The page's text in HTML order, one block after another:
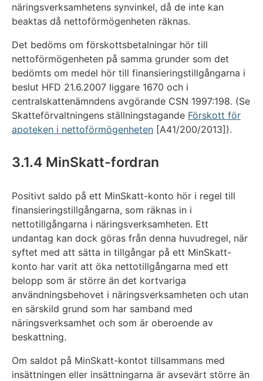
näringsverksamhetens synvinkel, då de inte kan
beaktas då nettoförmögenheten räknas.
Det bedöms om förskottsbetalningar hör till
nettoförmögenheten på samma grunder som det
bedömts om medel hör till finansieringstillgångarna i
beslut HFD 21.6.2007 liggare 1670 och i
centralskattenämndens avgörande CSN 1997:198. (Se
Skatteförvaltningens ställningstagande Förskott för
apoteken i nettoförmögenheten [A41/200/2013]).
3.1.4 MinSkatt-fordran
Positivt saldo på ett MinSkatt-konto hör i regel till
finansieringstillgångarna, som räknas in i
nettotillgångarna i näringsverksamheten. Ett
undantag kan dock göras från denna huvudregel, när
syftet med att sätta in tillgångar på ett MinSkatt-
konto har varit att öka nettotillgångarna med ett
belopp som är större än det kortvariga
användningsbehovet i näringsverksamheten och utan
en särskild grund som har samband med
näringsverksamhet och som är oberoende av
beskattning.
Om saldot på MinSkatt-kontot tillsammans med
insättningen eller insättningarna är avsevärt större än